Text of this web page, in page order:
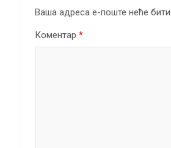
Ваша адреса е-поште неће
Коментар *